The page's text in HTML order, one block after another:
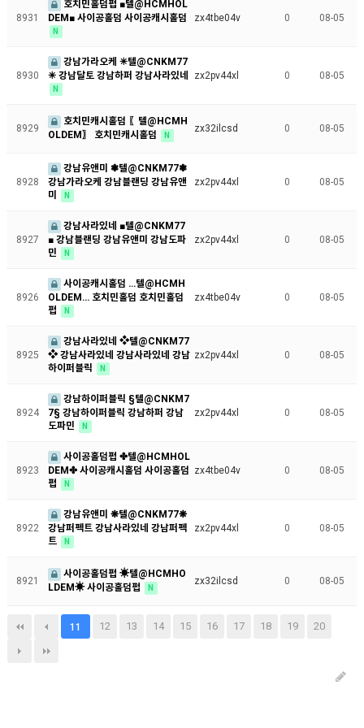
8931
호치민홀덤펍 ■텔@HCMHOL
DEM■ 사이공홀덤 사이공캐시홀덤
N
zx4tbe04v 0 08-05
8930
강남가라오케 ✳텔@CNKM77
✳ 강남달토 강남하퍼 강남사라있네
N
zx2pv44xl 0 08-05
8929
호치민캐시홀덤 〖텔@HCMH
OLDEM〗 호치민캐시홀덤
N
zx32ilcsd 0 08-05
8928
강남유앤미 ❃텔@CNKM77❃
강남가라오케 강남블랜딩 강남유앤
미
N
zx2pv44xl 0 08-05
8927
강남사라있네 ■텔@CNKM77
■ 강남블랜딩 강남유앤미 강남도파
민
N
zx2pv44xl 0 08-05
8926
사이공캐시홀덤 …텔@HCMH
OLDEM… 호치민홀덤 호치민홀덤
펍
N
zx4tbe04v 0 08-05
8925
강남사라있네 ❖텔@CNKM77
❖ 강남사라있네 강남사라있네 강남
하이퍼블릭
N
zx2pv44xl 0 08-05
8924
강남하이퍼블릭 §텔@CNKM7
7§ 강남하이퍼블릭 강남하퍼 강남
도파민
N
zx2pv44xl 0 08-05
8923
사이공홀덤펍 ✤텔@HCMHOL
DEM✤ 사이공캐시홀덤 사이공홀덤
펍
N
zx4tbe04v 0 08-05
8922
강남유앤미 ❋텔@CNKM77❋
강남퍼펙트 강남사라있네 강남퍼펙
트
N
zx2pv44xl 0 08-05
8921
사이공홀덤펍 ☀텔@HCMHO
LDEM☀ 사이공홀덤펍
N
zx32ilcsd 0 08-05
11 12 13 14 15 16 17 18 19 20